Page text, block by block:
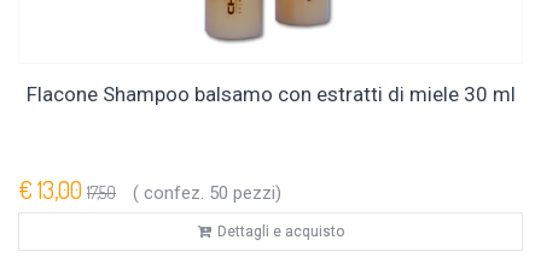
Flacone Shampoo balsamo con estratti di miele 30 ml
€ 13,00 17,50 ( confez. 50 pezzi)
Dettagli e acquisto